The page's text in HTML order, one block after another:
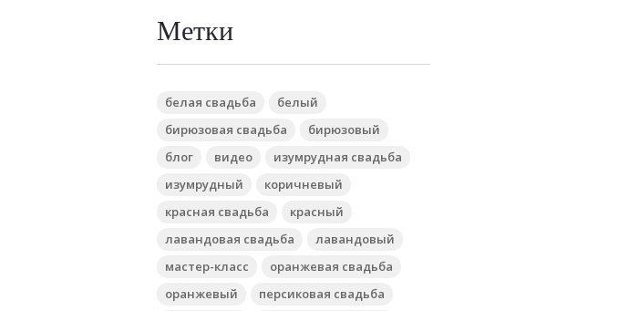
Метки
белая свадьба
белый
бирюзовая свадьба
бирюзовый
блог
видео
изумрудная свадьба
изумрудный
коричневый
красная свадьба
красный
лавандовая свадьба
лавандовый
мастер-класс
оранжевая свадьба
оранжевый
персиковая свадьба